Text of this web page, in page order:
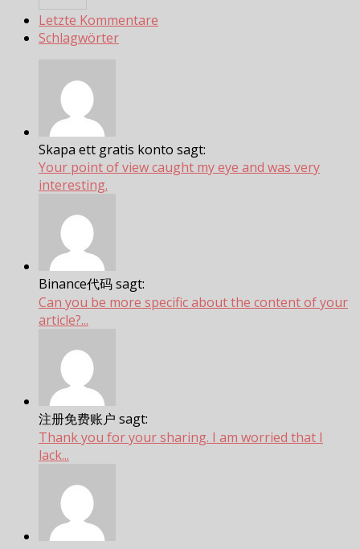
Letzte Kommentare
Schlagwörter
Skapa ett gratis konto sagt:
Your point of view caught my eye and was very
interesting.
Binance代码 sagt:
Can you be more specific about the content of your
article?...
注册免费账户 sagt:
Thank you for your sharing. I am worried that I
lack...